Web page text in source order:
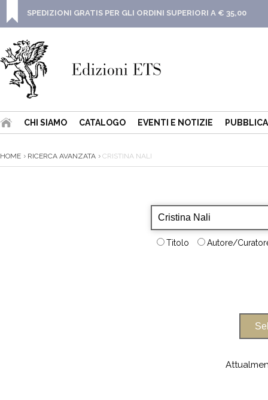
SPEDIZIONI GRATIS PER GLI ORDINI SUPERIORI A € 35,00
CHI SIAMO CATALOGO EVENTI E NOTIZIE
HOME RICERCA AVANZATA CRISTINA NALI
Titolo Autore/